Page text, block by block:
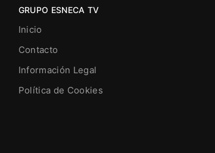
GRUPO ESNECA TV
Inicio
Contacto
Información Legal
Política de Cookies